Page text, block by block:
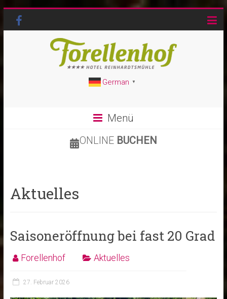
German ▼
Menü
ONLINE BUCHEN
Aktuelles
Saisoneröffnung bei fast 20 Grad
Forellenhof Aktuelles
27. Februar 2026